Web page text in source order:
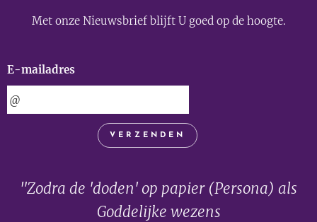
Met onze Nieuwsbrief blijft U goed op de hoogte.
E-mailadres
VERZENDEN
"Zodra de 'doden' op papier (Persona) als
Goddelijke wezens